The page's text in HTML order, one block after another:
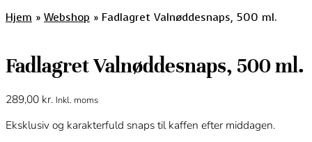
Hjem » Webshop » Fadlagret Valnøddesnaps, 500 ml.
Fadlagret Valnøddesnaps, 500 ml.
289,00 kr. Inkl. moms
Eksklusiv og karakterfuld snaps til kaffen efter middagen.